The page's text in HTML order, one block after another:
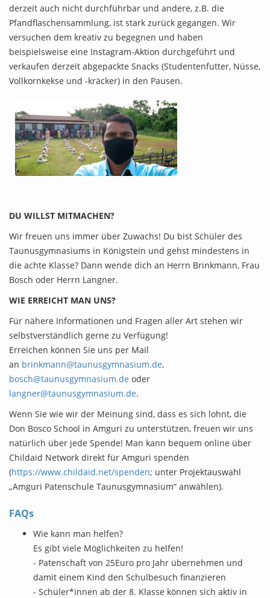
derzeit auch nicht durchführbar und andere, z.B. die
Pfandflaschensammlung, ist stark zurück gegangen. Wir
versuchen dem kreativ zu begegnen und haben
beispielsweise eine Instagram-Aktion durchgeführt und
verkaufen derzeit abgepackte Snacks (Studentenfutter, Nüsse,
Vollkornkekse und -kräcker) in den Pausen.
DU WILLST MITMACHEN?
Wir freuen uns immer über Zuwachs! Du bist Schüler des
Taunusgymnasiums in Königstein und gehst mindestens in
die achte Klasse? Dann wende dich an Herrn Brinkmann, Frau
Bosch oder Herrn Langner.
WIE ERREICHT MAN UNS?
Für nähere Informationen und Fragen aller Art stehen wir
selbstverständlich gerne zu Verfügung!
Erreichen können Sie uns per Mail
an brinkmann@taunusgymnasium.de,
bosch@taunusgymnasium.de oder
langner@taunusgymnasium.de.
Wenn Sie wie wir der Meinung sind, dass es sich lohnt, die
Don Bosco School in Amguri zu unterstützen, freuen wir uns
natürlich über jede Spende! Man kann bequem online über
Childaid Network direkt für Amguri spenden
(https://www.childaid.net/spenden; unter Projektauswahl
„Amguri Patenschule Taunusgymnasium“ anwählen).
FAQs
Wie kann man helfen?
Es gibt viele Möglichkeiten zu helfen!
- Patenschaft von 25Euro pro Jahr übernehmen und
damit einem Kind den Schulbesuch finanzieren
- Schüler*innen ab der 8. Klasse können sich aktiv in